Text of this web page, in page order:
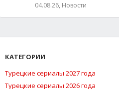
04.08.26, Новости
КАТЕГОРИИ
Турецкие сериалы 2027 года
Турецкие сериалы 2026 года